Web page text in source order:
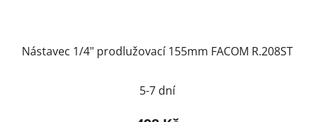
Nástavec 1/4" prodlužovací 155mm FACOM R.208ST
5-7 dní